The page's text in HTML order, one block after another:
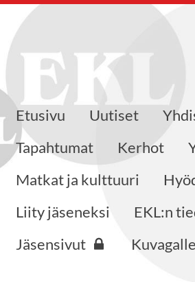
ry
Etusivu Uutiset
Tapahtumat
Kerhot
Matkat ja kulttuuri
Liity jäseneksi
EKL:n
Jäsensivut